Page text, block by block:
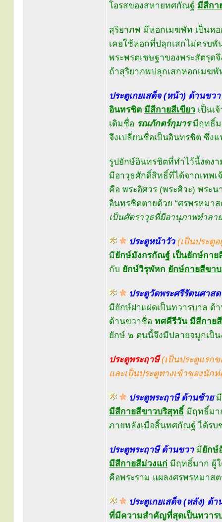
โอรสของสหายทศกัณฐ์ มีสีกา
สุริยาภพ มีหอกเมฆพัท เป็นหอ
เคยใช้หอกที่ปลุกเสกไม่ครบ
พระพรตเชษฐาของพระสัตรุด
ถ้าสุริยาภพปลุกเสกหอกเมฆ
ประตูเกยเสด็จ (หน้า) ด้านขวา
อินทรชิต มีสีกายสีเขียว เป็นเ
เดิมชื่อ รณภักตร์กุมารมีฤทธิ์ม
จึงเปลี่ยนชื่อเป็นอินทรชิต ซึ่ง
รูปยักษ์อินทรชิตที่ทำไว้นี้งดง
มีอาวุธศักดิ์สิทธิ์ที่ได้จากเทพเ
คือ พระอิศวร (พระศิวะ) พระ
อินทรชิตตายด้วย “ศรพรหมา
เป็นศัตราวุธที่มีอานุภาพทำลา
ประตูหน้าวัว (เป็นประตู
มียักษ์มังกรกัณฐ์ เป็นยักษ์กาย
กับ ยักษ์วิรุฬหก ยักษ์กายสีขา
ประตูวัดพระศรีรัตนศาส
มียักษ์ฝาแฝดเป็นทวารบาล ด้
ด้านขวาชื่อ ทศคีรีวัน มีสีกาย
ยักษ์ ๒ ตนนี้จึงมีปลายจมูกเป็น
ประตูพระฤาษี(เป็นประตูแรก
และเป็นประตูทางเข้าของนักท่
ประตูพระฤาษี ด้านซ้าย มี
มีสีกายสีขาวบริสุทธิ์ มีฤทธิ์มา
ภายหลังเมื่อสิ้นทศกัณฐ์ ได้รบ
ประตูพระฤาษี ด้านขวา มียักษ์
มีสีกายสีม่วงแก่ มีฤทธิ์มาก ผู้
คือพระราม แผลงศรพรหมาสต
ประตูเกยเสด็จ (หลัง) ด้า
ที่มีความสำคัญที่สุดเป็นทวาร